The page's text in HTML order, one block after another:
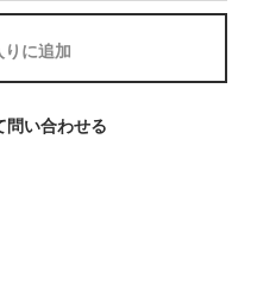
に追加
問い合わせる